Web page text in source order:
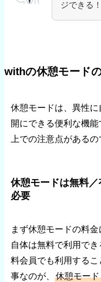
ジできる！
withの休憩モード
休憩モードは、異性
開にできる便利な機
上での注意点があるの
休憩モードは無料
必要
まず休憩モードの料
自体は無料で利用で
料会員でも利用する
事なのが、休憩モー